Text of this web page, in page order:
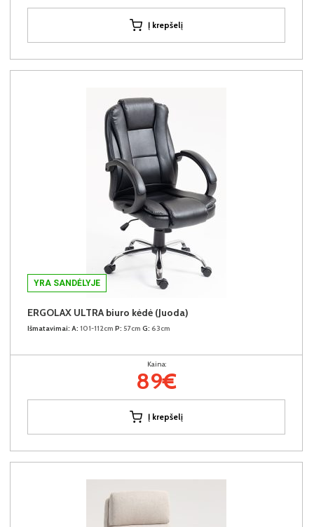
Į krepšelį
YRA SANDĖLYJE
ERGOLAX ULTRA biuro kėdė (Juoda)
Išmatavimai: A: 101-112cm P: 57cm G: 63cm
Kaina:
89€
Į krepšelį